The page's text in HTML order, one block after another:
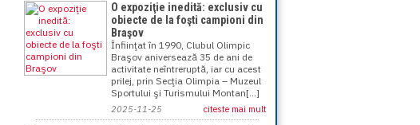
O expoziţie inedită: exclusiv cu
obiecte de la foşti campioni din
Braşov
Înfiinţat în 1990, Clubul Olimpic
Braşov aniversează 35 de ani de
activitate neîntreruptă, iar cu acest
prilej, prin Secţia Olimpia – Muzeul
Sportului şi Turismului Montan[...]
2025-11-25 citeste mai mult